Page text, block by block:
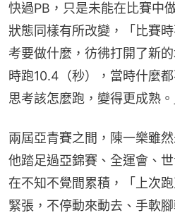
快過PB，只是未能在比賽中
狀態同樣有所改變，「比賽
考要做什麼，彷彿打開了新
時跑10.4（秒），當時什麼
思考該怎麼跑，變得更成熟。
兩屆亞青賽之間，陳一樂雖
他踏足過亞錦賽、全運會、
在不知不覺間累積，「上次
緊張，不停動來動去、手軟